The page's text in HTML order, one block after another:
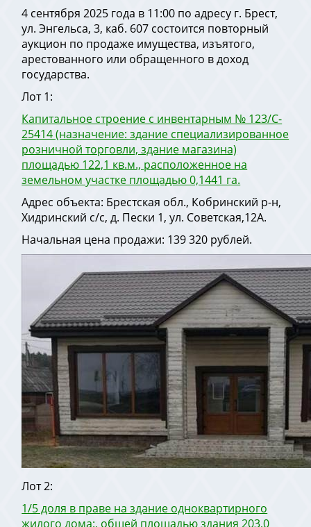
4 сентября 2025 года в 11:00 по адресу г. Брест,
ул. Энгельса, 3, каб. 607 состоится повторный
аукцион по продаже имущества, изъятого,
арестованного или обращенного в доход
государства.
Лот 1:
Капитальное строение с инвентарным № 123/C-
25414 (назначение: здание специализированное
розничной торговли, здание магазина)
площадью 122,1 кв.м., расположенное на
земельном участке площадью 0,1441 га.
Адрес объекта: Брестская обл., Кобринский р-н,
Хидринский с/с, д. Пески 1, ул. Советская,12А.
Начальная цена продажи: 139 320 рублей.
Лот 2:
1/5 доля в праве на здание одноквартирного
жилого дома:, общей площадью здания 203,0